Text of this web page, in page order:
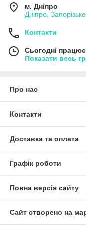
м. Дніпро
Дніпро,
Контакти
Сьогодні
Показати весь
Про нас
Контакти
Доставка та оплата
Графік роботи
Повна версія сайту
Сайт створено на